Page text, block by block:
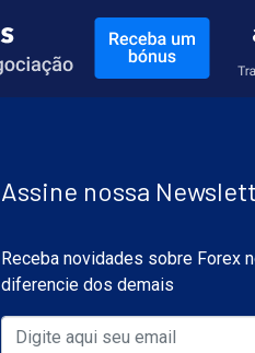
Assine nossa
Receba novidades sobre Forex
diferencie dos demais